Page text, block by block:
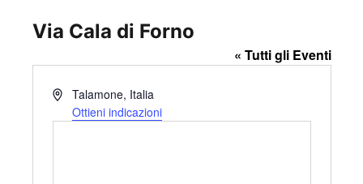
Via Cala di Forno
« Tutti gli Eventi
I
Talamone, Italia
Ottieni indicazioni